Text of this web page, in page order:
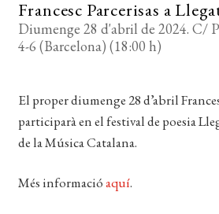
L’EDITORIAL
FOREIGN
DISTRIBUCIÓ
CONTACTE
Francesc Parcerisas a
Diumenge 28 d'abril de 2024. C/
4-6 (Barcelona) (18:00 h)
El proper diumenge 28 d’abril
participarà en el festival de poesia
de la Música Catalana.
Més informacióaquí.